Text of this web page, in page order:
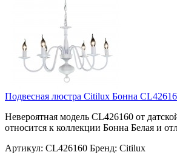
Подвесная люстра Citilux Бонна
Невероятная модель CL426160 от
относится к коллекции Бонна Белая и
Артикул: CL426160 Бренд: Citilux